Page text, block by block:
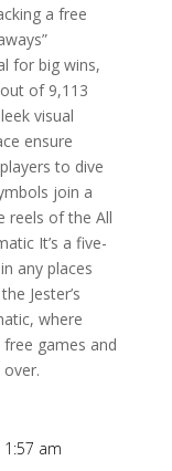
a free
for big wins,
of 9,113
visual
ensure
to dive
join a
reels of the All
It’s a five-
any places
Jester’s
where
free games and
1:57 am